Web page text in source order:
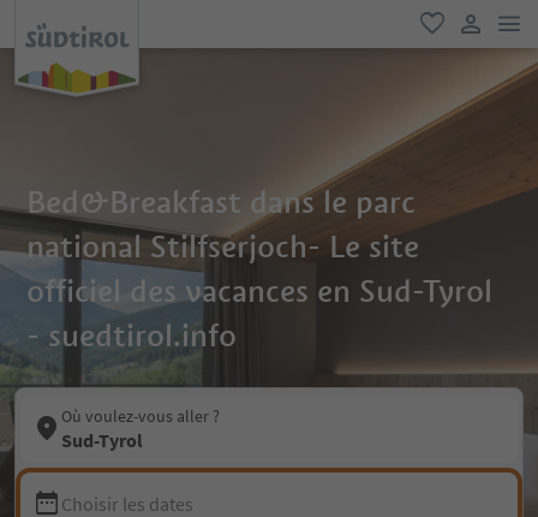
favori
lien
Bed&Breakfast dans le parc
national Stilfserjoch- Le site
officiel des vacances en Sud-Tyrol
- suedtirol.info
Où voulez-vous aller ?
Sud-Tyrol
Choisir les dates